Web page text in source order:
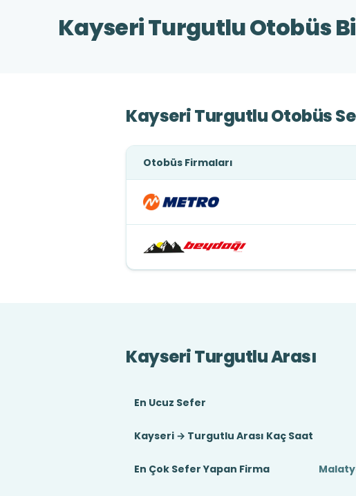
Kayseri Turgutlu Otobüs
Kayseri Turgutlu Otobüs
Otobüs Firmaları
Kayseri Turgutlu Arası
En Ucuz Sefer
Kayseri → Turgutlu Arası Kaç Saat
En Çok Sefer Yapan Firma